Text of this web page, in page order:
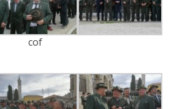
cof